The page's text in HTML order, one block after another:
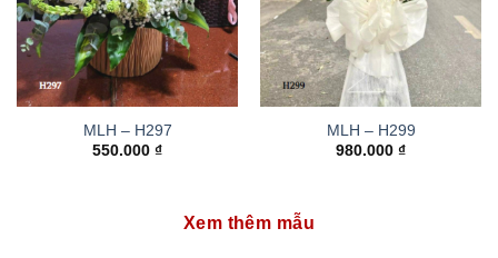
MLH – H297
550.000 ₫
MLH – H299
980.000 ₫
Xem thêm mẫu